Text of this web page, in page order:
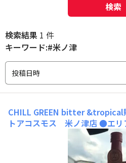
検索
検索結果 1 件
キーワード:#米ノ津
投稿日時
CHILL GREEN bitter &tropical
トアコスモス 米ノ津店 ●エリ
鹿児島県出水市米ノ津町515
グリーン DAIYAME 隠し蔵 ●
ベートブランド品安いです。 ●